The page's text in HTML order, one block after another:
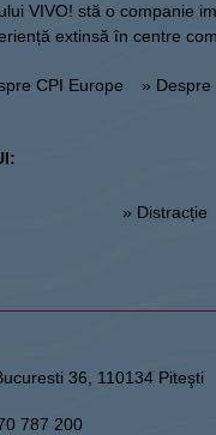
VIVO! stă o companie
extinsă în centre
CPI Europe » Despre
» Distracție
36, 110134 Piteşti
787 200